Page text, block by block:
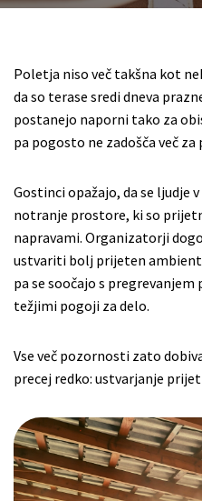
Poletja niso več takšna kot
da so terase sredi dneva
postanejo naporni tako za
pa pogosto ne zadošča več
Gostinci opažajo, da se ljudje
notranje prostore, ki so
napravami. Organizatorji
ustvariti bolj prijeten
pa se soočajo s
težjimi pogoji za delo.
Vse več pozornosti zato
precej redko: ustvarjanje